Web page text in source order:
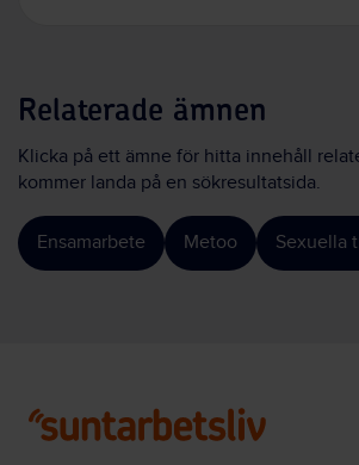
Relaterade ämnen
Klicka på ett ämne för hitta innehåll
kommer landa på en sökresultatsida.
Ensamarbete Metoo Sexuella